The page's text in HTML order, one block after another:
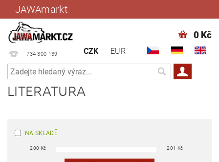
JAWAmarkt
734 300 139 CZK EUR
0 Kč
LITERATURA
NA SKLADĚ
200 Kč 201 Kč